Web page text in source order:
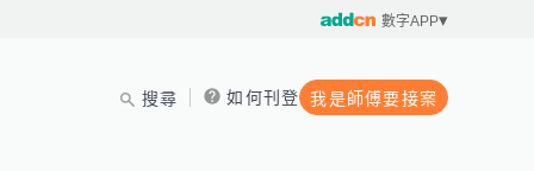
數字APP
搜尋 如何刊登 我是師傅要接案